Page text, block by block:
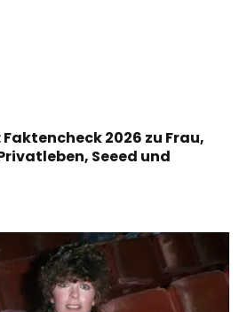
Faktencheck 2026 zu Frau,
Seeed und